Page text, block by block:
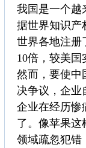
我国是一个越
据世界知识产
世界各地注册
10倍，较美国
然而，要使中
决争议，企业
企业在经历惨
了。像苹果这
领域疏忽犯错